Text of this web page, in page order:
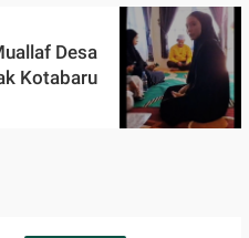
Desa
Kotabaru